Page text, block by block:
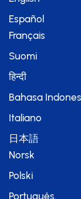
Español
Français
Suomi
हिन्दी
Bahasa
Italiano
日本語
Norsk
Polski
Português